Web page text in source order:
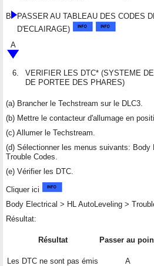
B
PASSER AU TABLEAU DES CODES
D'ECLAIRAGE)
A
6.
VERIFIER LES DTC* (SYSTEME
DE PORTEE DES PHARES)
(a) Brancher le Techstream sur le DLC3.
(b) Mettre le contacteur d'allumage en
(c) Allumer le Techstream.
(d) Sélectionner les menus suivants:
Trouble Codes.
(e) Vérifier les DTC.
Cliquer ici
Body Electrical > HL AutoLeveling >
Résultat:
Résultat Passer au
Les DTC ne sont pas émis A